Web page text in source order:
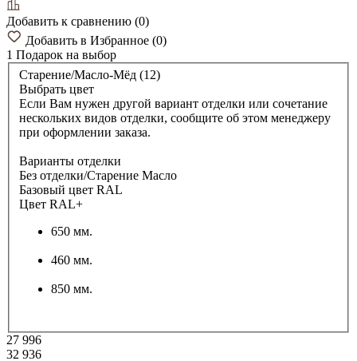
Добавить к сравнению (0)
Добавить в Избранное (0)
1 Подарок на выбор
Старение/Масло-Мёд (12)
Выбрать цвет
Если Вам нужен другой вариант отделки или сочетание
нескольких видов отделки, сообщите об этом менеджеру
при оформлении заказа.
Варианты отделки
Без отделки/Старение Масло
Базовый цвет RAL
Цвет RAL+
650 мм.
460 мм.
850 мм.
27 996
32 936